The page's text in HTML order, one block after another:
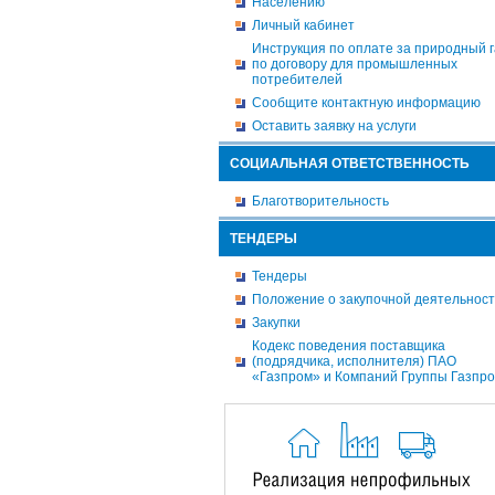
Личный кабинет
Инструкция по оплате за природный
по договору для промышленных
потребителей
Сообщите контактную информацию
Оставить заявку на услуги
СОЦИАЛЬНАЯ ОТВЕТСТВЕННОСТЬ
Благотворительность
ТЕНДЕРЫ
Тендеры
Положение о закупочной
Закупки
Кодекс поведения поставщика
(подрядчика, исполнителя) ПАО
«Газпром» и Компаний Группы